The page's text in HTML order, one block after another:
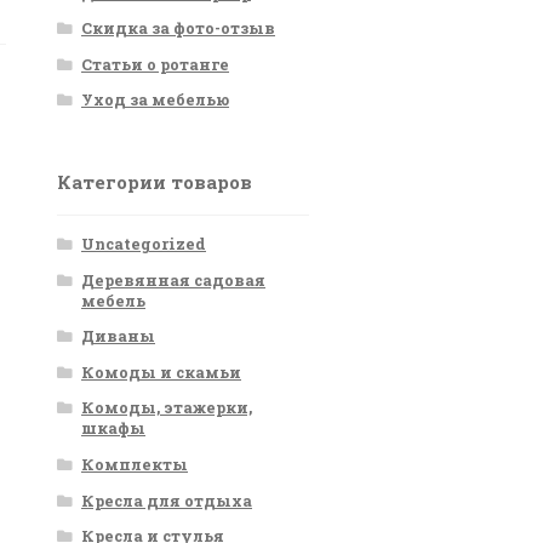
Скидка за фото-отзыв
Статьи о ротанге
Уход за мебелью
Категории товаров
Uncategorized
Деревянная садовая
мебель
Диваны
Комоды и скамьи
Комоды, этажерки,
шкафы
Комплекты
Кресла для отдыха
Кресла и стулья